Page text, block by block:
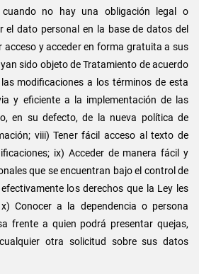
no hay una obligación legal o
el dato personal en la base de datos del
acceso y acceder en forma gratuita a sus
sido objeto de Tratamiento de acuerdo
modificaciones a los términos de esta
y eficiente a la implementación de las
en su defecto, de la nueva política de
viii) Tener fácil acceso al texto de
ix) Acceder de manera fácil y
que se encuentran bajo el control de
los derechos que la Ley les
Conocer a la dependencia o persona
frente a quien podrá presentar quejas,
otra solicitud sobre sus datos